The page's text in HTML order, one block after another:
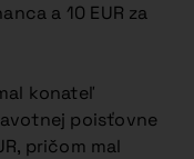
a 10 EUR za
konateľ
poisťovne
pričom mal